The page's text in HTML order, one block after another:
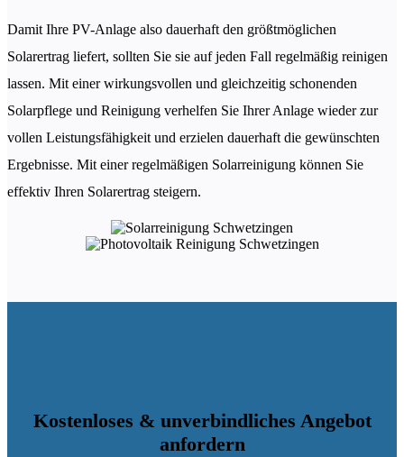
Damit Ihre PV-Anlage also dauerhaft den größtmöglichen
Solarertrag liefert, sollten Sie sie auf jeden Fall regelmäßig reinigen
lassen. Mit einer wirkungsvollen und gleichzeitig schonenden
Solarpflege und Reinigung verhelfen Sie Ihrer Anlage wieder zur
vollen Leistungsfähigkeit und erzielen dauerhaft die gewünschten
Ergebnisse. Mit einer regelmäßigen Solarreinigung können Sie
effektiv Ihren Solarertrag steigern.
Kostenloses & unverbindliches Angebot
anfordern